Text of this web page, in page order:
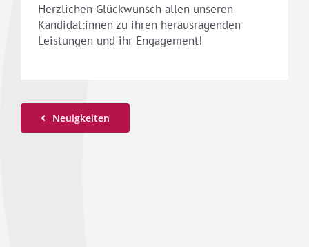
Herzlichen Glückwunsch allen unseren
Kandidat:innen zu ihren herausragenden
Leistungen und ihr Engagement!
Neuigkeiten